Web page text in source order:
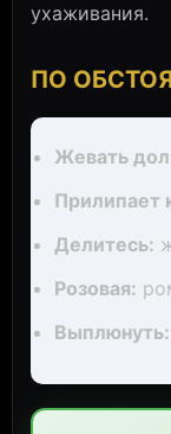
ухаживания.
ПО
Жевать
Прилипает
Делитесь:
Розовая:
Выплюнуть: